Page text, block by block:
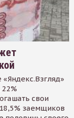
свои
заемщиков